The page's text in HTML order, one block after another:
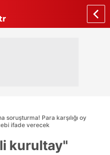
Para karşılığı oy
ifade verecek
kurultay"